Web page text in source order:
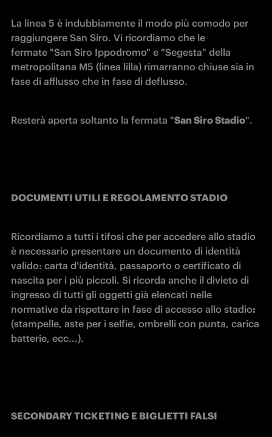
La linea 5 è indubbiamente il modo più comodo per
raggiungere San Siro. Vi ricordiamo che le
fermate "San Siro Ippodromo" e "Segesta" della
metropolitana M5 (linea lilla) rimarranno chiuse sia in
fase di afflusso che in fase di deflusso.
Resterà aperta soltanto la fermata "San Siro Stadio".
DOCUMENTI UTILI E REGOLAMENTO STADIO
Ricordiamo a tutti i tifosi che per accedere allo stadio
è necessario presentare un documento di identità
valido: carta d'identità, passaporto o certificato di
nascita per i più piccoli. Si ricorda anche il divieto di
ingresso di tutti gli oggetti già elencati nelle
normative da rispettare in fase di accesso allo stadio
(stampelle, aste per i selfie, ombrelli con punta, carica
batterie, ecc...).
SECONDARY TICKETING E BIGLIETTI FALSI